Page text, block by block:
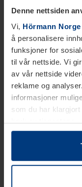
Denne nettsiden
Vi, Hörmann Norge
å personalisere
funksjoner for
til vår nettside. Vi
av vår nettside
reklame og
informasjoner
som du har
bruk av tjenestene.
Etter loven kan vi
datamaskin, hvis
trenger vi din
tilbakekalle ditt